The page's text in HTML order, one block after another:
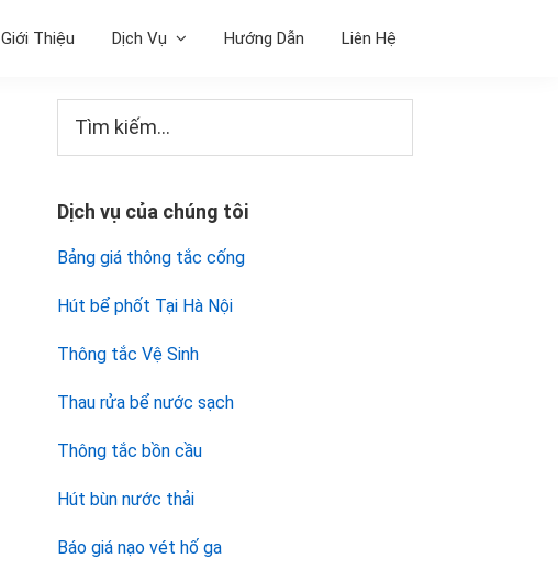
Giới Thiệu Dịch Vụ Hướng Dẫn Liên Hệ
Sidebar
chính
kiếm...
Dịch vụ của chúng tôi
Bảng giá thông tắc cống
Hút bể phốt Tại Hà Nội
Thông tắc Vệ Sinh
Thau rửa bể nước sạch
Thông tắc bồn cầu
Hút bùn nước thải
Báo giá nạo vét hố ga